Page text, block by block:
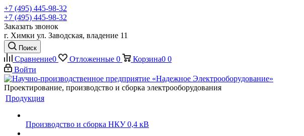
+7 (495) 445-98-32
+7 (495) 445-98-32
Заказать звонок
г. Химки ул. Заводская, владение 11
Поиск
Сравнение0 Отложенные 0 Корзина0 0
Войти
Проектирование, производство и сборка электрооборудования
Продукция
Производство и сборка НКУ 0,4 кВ